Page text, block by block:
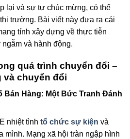
lại và sự tự chúc mừng, có thể
trường. Bài viết này đưa ra cái
tính xây dựng về thực tiễn
và hành động.
quá trình chuyển đổi –
và chuyển đổi
Bán Hàng: Một Bức Tranh Đánh
nhiệt tình tổ chức sự kiện và
mình. Mạng xã hội tràn ngập hình